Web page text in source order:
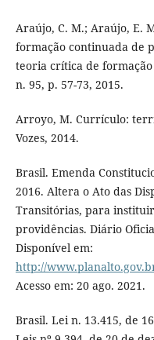
Araújo, C. M.; Araújo, E.
formação continuada de
teoria crítica de formação
n. 95, p. 57-73, 2015.
Arroyo, M. Currículo:
Vozes, 2014.
Brasil. Emenda
2016. Altera o Ato das
Transitórias, para
providências. Diário
Disponível em:
http://
Acesso em: 20 ago. 2021.
Brasil. Lei n. 13.415, de